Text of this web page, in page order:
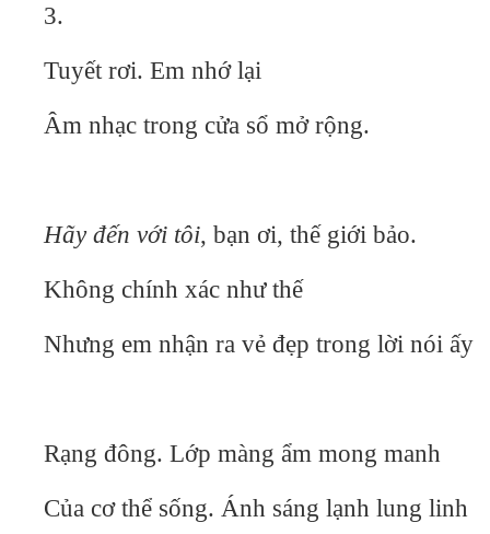
3.
Tuyết rơi. Em nhớ lại
Âm nhạc trong cửa sổ mở rộng.
Hãy đến với tôi, bạn ơi, thế giới bảo.
Không chính xác như thế
Nhưng em nhận ra vẻ đẹp trong lời nói ấy
Rạng đông. Lớp màng ẩm mong manh
Của cơ thể sống. Ánh sáng lạnh lung linh